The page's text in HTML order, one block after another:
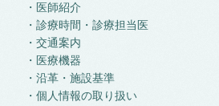
医師紹介
診療時間・診療担当医
交通案内
医療機器
沿革・施設基準
個人情報の取り扱い